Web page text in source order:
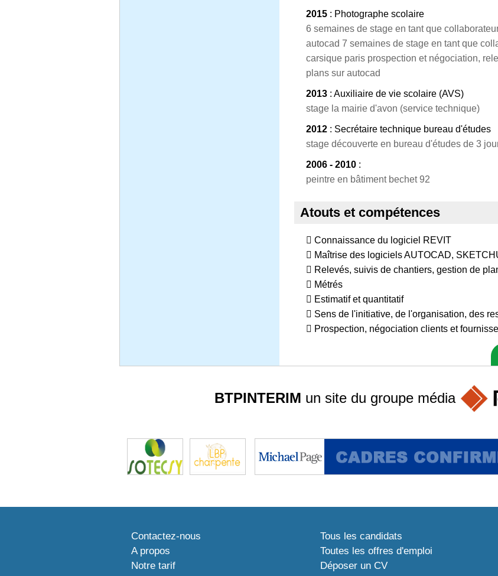
2015 : Photographe scolaire
6 semaines de stage en tant que
autocad 7 semaines de stage en tant que
carsique paris prospection et négociation,
plans sur autocad
2013 : Auxiliaire de vie scolaire (AVS)
stage la mairie d'avon (service technique)
2012 : Secrétaire technique bureau d'études
stage découverte en bureau d'études de 3
2006 - 2010 :
peintre en bâtiment bechet 92
Atouts et compétences
 Connaissance du logiciel REVIT
 Maîtrise des logiciels AUTOCAD,
 Relevés, suivis de chantiers, gestion de
 Métrés
 Estimatif et quantitatif
 Sens de l'initiative, de l'organisation, des
 Prospection, négociation clients et
BTPINTERIM un site du groupe média
Contactez-nous
A propos
Notre tarif
Tous les candidats
Toutes les offres d'emploi
Déposer un CV